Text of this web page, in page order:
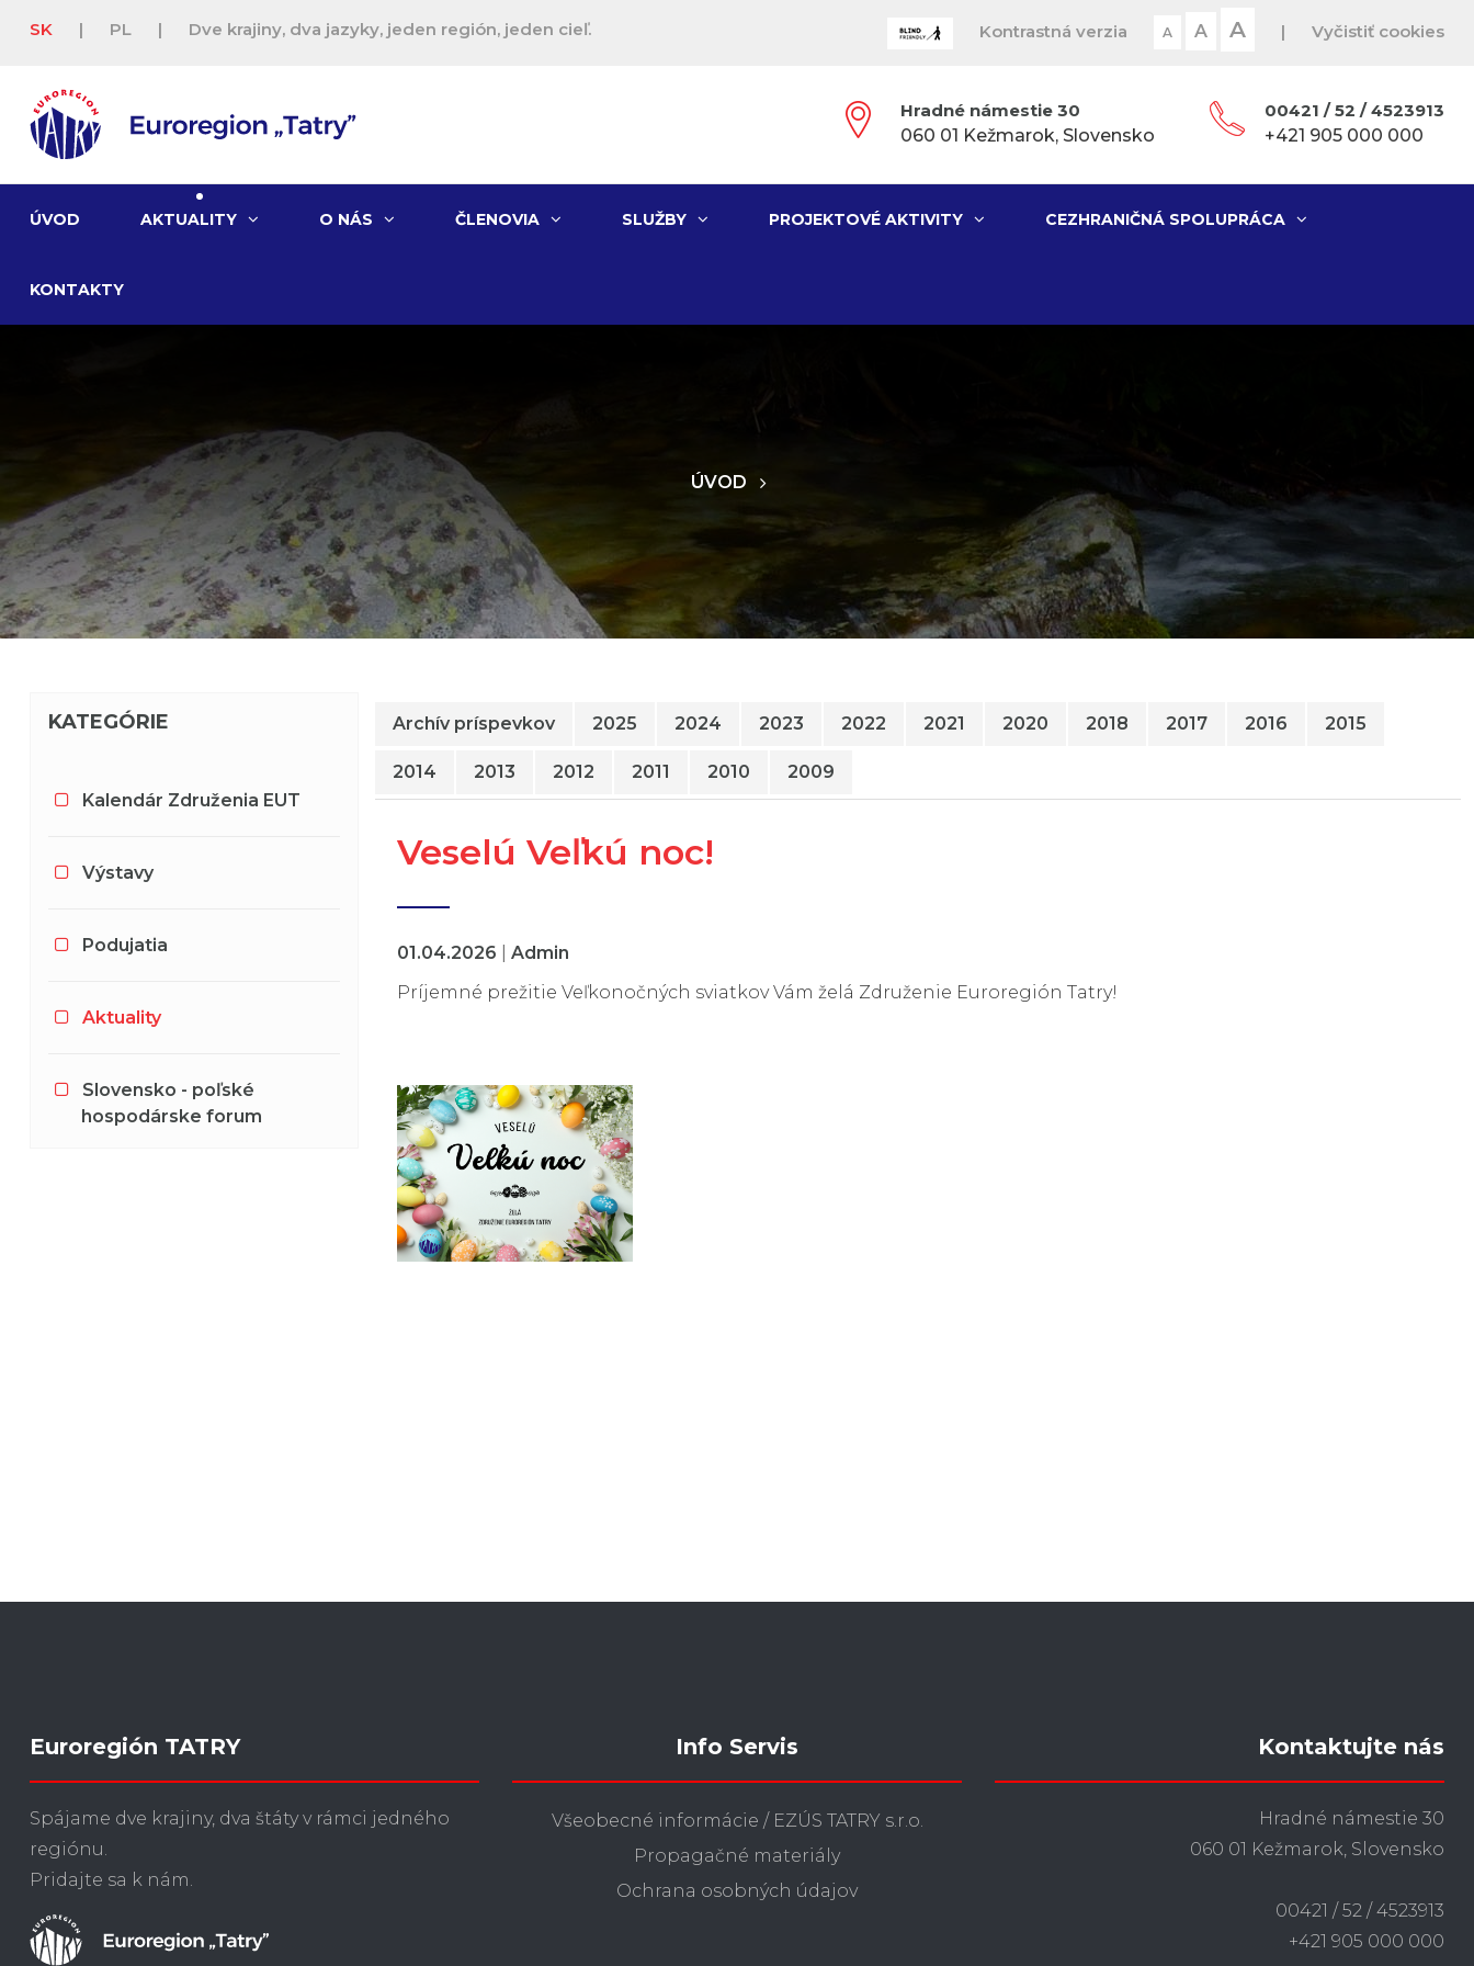
SK | PL | Dve krajiny, dva jazyky, jeden región, jeden cieľ. Kontrastná verzia A A A | Vyčistiť cookies
Hradné námestie 30
060 01 Kežmarok, Slovensko
00421 / 52 / 4523913
+421 905 000 000
ÚVOD AKTUALITY O NÁS ČLENOVIA SLUŽBY PROJEKTOVÉ AKTIVITY CEZHRANIČNÁ SPOLUPRÁCA
KONTAKTY
ÚVOD
KATEGÓRIE
Kalendár Združenia EUT
Výstavy
Podujatia
Aktuality
Slovensko - poľské
hospodárske forum
Archív príspevkov 2025 2024 2023 2022 2021 2020 2018 2017 2016 2015
2014 2013 2012 2011 2010 2009
Veselú Veľkú noc!
01.04.2026
Admin
Príjemné prežitie Veľkonočných sviatkov Vám želá Združenie Euroregión Tatry!
Euroregión TATRY
Spájame dve krajiny, dva štáty v rámci jedného
regiónu.
Pridajte sa k nám.
Info Servis
Všeobecné informácie / EZÚS TATRY s.r.o.
Propagačné materiály
Ochrana osobných údajov
Kontaktujte nás
Hradné námestie 30
060 01 Kežmarok, Slovensko
00421 / 52 / 4523913
+421 905 000 000